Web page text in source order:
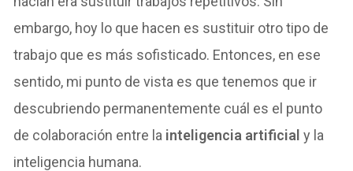
embargo, hoy lo que hacen es sustituir otro tipo de
trabajo que es más sofisticado. Entonces, en ese
sentido, mi punto de vista es que tenemos que ir
descubriendo permanentemente cuál es el punto
de colaboración entre la inteligencia artificialy la
inteligencia humana.